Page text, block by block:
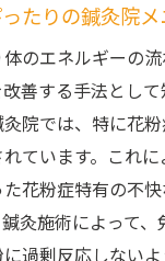
ーズンに向けた準備
き出すための鍼灸
に鍼灸院で新たな
の癒しのひととき
リフレッシュでき
効く鍼灸の新たな
たりの鍼灸院
のエネルギーの
善する手法として
院では、特に花
ています。これ
花粉症特有の不
灸施術によって